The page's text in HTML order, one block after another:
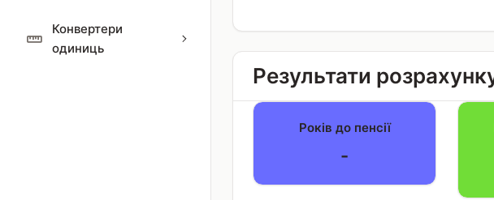
Конвертери
одиниць
Результати
Років до пенсії
-